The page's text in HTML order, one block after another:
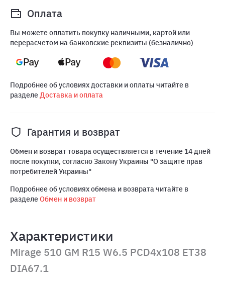
Оплата
Вы можете оплатить покупку наличными, картой или
перерасчетом на банковские реквизиты (безналично)
Подробнее об условиях доставки и оплаты читайте в
разделеДоставка и оплата
Гарантия и возврат
Обмен и возврат товара осуществляется в течение 14 дней
после покупки, согласно Закону Украины "О защите прав
потребителей Украины"
Подробнее об условиях обмена и возврата читайте в
разделеОбмен и возврат
Характеристики
Mirage 510 GM R15 W6.5 PCD4x108 ET38
DIA67.1